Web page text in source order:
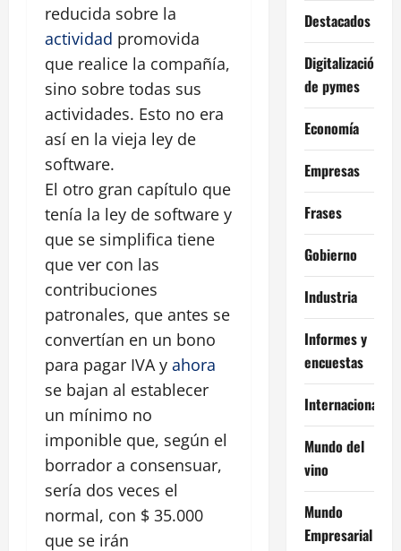
reducida sobre la
actividad promovida
que realice la compañía,
sino sobre todas sus
actividades. Esto no era
así en la vieja ley de
software.
El otro gran capítulo que
tenía la ley de software y
que se simplifica tiene
que ver con las
contribuciones
patronales, que antes se
convertían en un bono
para pagar IVA y ahora
se bajan al establecer
un mínimo no
imponible que, según el
borrador a consensuar,
sería dos veces el
normal, con $ 35.000
que se irán
Destacados
Digitalización
de pymes
Economía
Empresas
Frases
Gobierno
Industria
Informes y
encuestas
Internacional
Mundo del
vino
Mundo
Empresarial